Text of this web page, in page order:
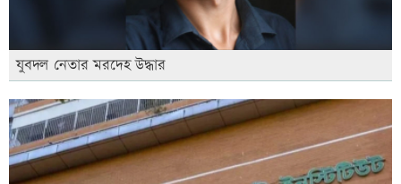
যুবদল নেতার মরদেহ উদ্ধার